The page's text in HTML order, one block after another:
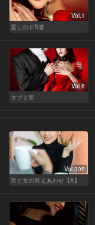
Vol.1
愛しのドS妻
Vol.6
ネブミ男
Vol.305
男と女の答えあわせ【A】